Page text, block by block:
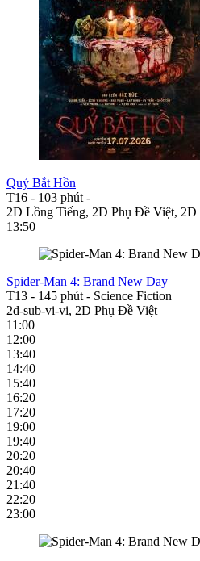
Quỷ Bắt Hồn
T16 - 103 phút -
2D Lồng Tiếng, 2D Phụ Đề Việt,
13:50
Spider-Man 4: Brand New Day
T13 - 145 phút - Science Fiction
2d-sub-vi-vi, 2D Phụ Đề Việt
11:00
12:00
13:40
14:40
15:40
16:20
17:20
19:00
19:40
20:20
20:40
21:40
22:20
23:00